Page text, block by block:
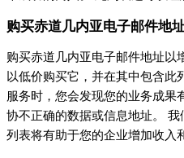
购买赤道几内亚电子邮件地
购买赤道几内亚电子邮件地址以
以低价购买它，并在其中包含此
服务时，您会发现您的业务成果
协不正确的数据或信息地址。
列表将有助于您的企业增加收入